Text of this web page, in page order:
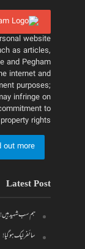
website
as articles,
and Pegham
internet and
purposes;
infringe on
to
rights.
out more
Latest Post
ہم سب شہید ہیں!
سائفر لیک ہو گیا!